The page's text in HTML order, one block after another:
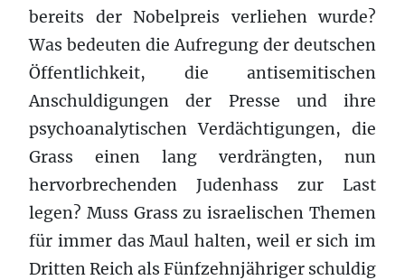
bereits der Nobelpreis verliehen wurde?
Was bedeuten die Aufregung der deutschen
Öffentlichkeit, die antisemitischen
Anschuldigungen der Presse und ihre
psychoanalytischen Verdächtigungen, die
Grass einen lang verdrängten, nun
hervorbrechenden Judenhass zur Last
legen? Muss Grass zu israelischen Themen
für immer das Maul halten, weil er sich im
Dritten Reich als Fünfzehnjähriger schuldig